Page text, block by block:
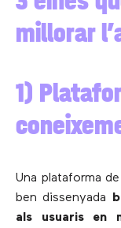
millorar
1)
Una plataforma
ben dissenyada
als usuaris en